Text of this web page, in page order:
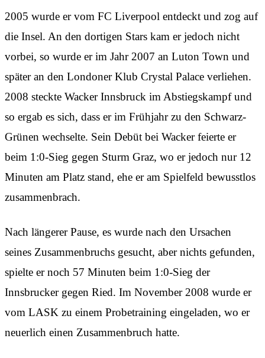
2005 wurde er vom FC Liverpool entdeckt und zog auf
die Insel. An den dortigen Stars kam er jedoch nicht
vorbei, so wurde er im Jahr 2007 an Luton Town und
später an den Londoner Klub Crystal Palace verliehen.
2008 steckte Wacker Innsbruck im Abstiegskampf und
so ergab es sich, dass er im Frühjahr zu den Schwarz-
Grünen wechselte. Sein Debüt bei Wacker feierte er
beim 1:0-Sieg gegen Sturm Graz, wo er jedoch nur 12
Minuten am Platz stand, ehe er am Spielfeld bewusstlos
zusammenbrach.
Nach längerer Pause, es wurde nach den Ursachen
seines Zusammenbruchs gesucht, aber nichts gefunden,
spielte er noch 57 Minuten beim 1:0-Sieg der
Innsbrucker gegen Ried. Im November 2008 wurde er
vom LASK zu einem Probetraining eingeladen, wo er
neuerlich einen Zusammenbruch hatte.